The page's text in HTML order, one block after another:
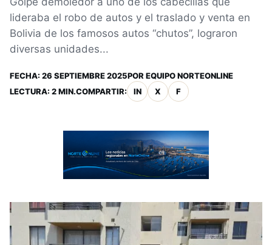
lideraba el robo de autos y el traslado y venta en
Bolivia de los famosos autos “chutos”, lograron
diversas unidades...
FECHA: 26 SEPTIEMBRE 2025POR EQUIPO NORTEONLINE
LECTURA: 2 MIN.COMPARTIR: IN X F